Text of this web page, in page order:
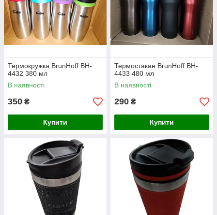
Термокружка BrunHoff BH-
4432 380 мл
В наявності
350 ₴
Купити
Термостакан BrunHoff BH-
4433 480 мл
В наявності
290 ₴
Купити